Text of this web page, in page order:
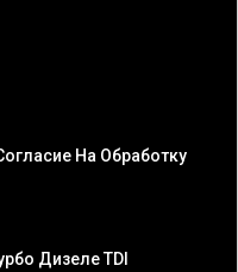
На Обработку
Дизеле TDI